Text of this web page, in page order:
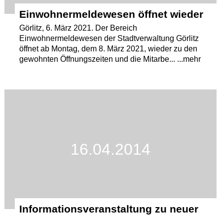
Einwohnermeldewesen öffnet wieder
Görlitz, 6. März 2021. Der Bereich
Einwohnermeldewesen der Stadtverwaltung Görlitz
öffnet ab Montag, dem 8. März 2021, wieder zu den
gewohnten Öffnungszeiten und die Mitarbe... ...mehr
16.04.2014
Informationsveranstaltung zu neuer